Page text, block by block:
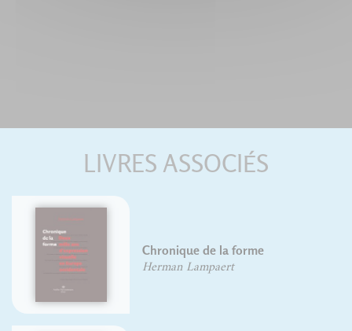
LIVRES ASSOCIÉS
Chronique de la forme
Herman Lampaert